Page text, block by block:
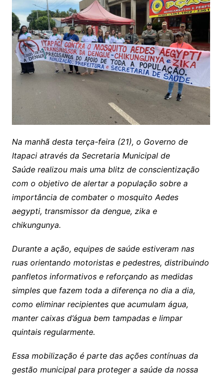
Na manhã desta terça-feira (21), o Governo de
Itapaci através da Secretaria Municipal de
Saúde realizou mais uma blitz de conscientização
com o objetivo de alertar a população sobre a
importância de combater o mosquito Aedes
aegypti, transmissor da dengue, zika e
chikungunya.
Durante a ação, equipes de saúde estiveram nas
ruas orientando motoristas e pedestres, distribuindo
panfletos informativos e reforçando as medidas
simples que fazem toda a diferença no dia a dia,
como eliminar recipientes que acumulam água,
manter caixas d’água bem tampadas e limpar
quintais regularmente.
Essa mobilização é parte das ações contínuas da
gestão municipal para proteger a saúde da nossa